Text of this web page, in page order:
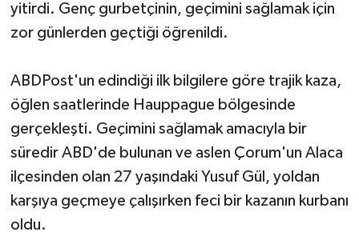
yitirdi. Genç gurbetçinin, geçimini sağlamak için
zor günlerden geçtiği öğrenildi.
ABDPost'un edindiği ilk bilgilere göre trajik kaza,
öğlen saatlerinde Hauppague bölgesinde
gerçekleşti. Geçimini sağlamak amacıyla bir
süredir ABD'de bulunan ve aslen Çorum'un Alaca
ilçesinden olan 27 yaşındaki Yusuf Gül, yoldan
karşıya geçmeye çalışırken feci bir kazanın kurbanı
oldu.